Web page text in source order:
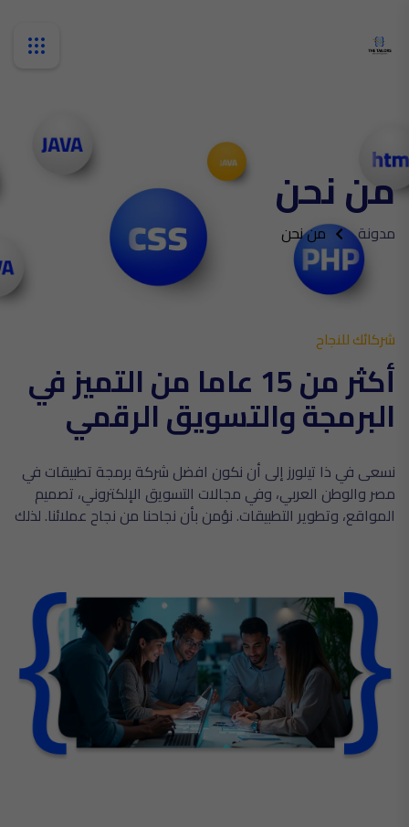
من نحن
مدونة من نحن
شركائك للنجاح
أكثر من 15 عاما من التميز في
البرمجة والتسويق الرقمي
نسعى في ذا تيلورز إلى أن نكون افضل شركة برمجة تطبيقات في
مصر والوطن العربي، وفي مجالات التسويق الإلكتروني، تصميم
المواقع، وتطوير التطبيقات. نؤمن بأن نجاحنا من نجاح عملائنا. لذلك